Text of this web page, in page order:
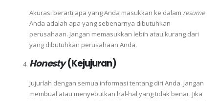
Akurasi berarti apa yang Anda masukkan ke dalam resume
Anda adalah apa yang sebenarnya dibutuhkan
perusahaan. Jangan memasukkan lebih atau kurang dari
yang dibutuhkan perusahaan Anda.
Honesty(Kejujuran)
Jujurlah dengan semua informasi tentang diri Anda. Jangan
membual atau menyebutkan hal-hal yang tidak benar. Jika